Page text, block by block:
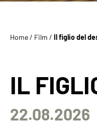
Home/ Film / Il figlio del
IL
22.08.2026